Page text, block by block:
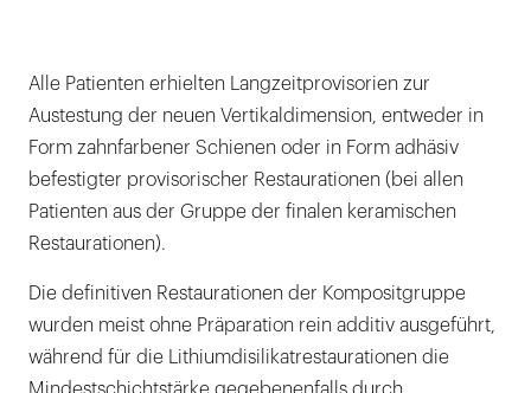
Alle Patienten erhielten Langzeitprovisorien zur
Austestung der neuen Vertikaldimension, entweder in
Form zahnfarbener Schienen oder in Form adhäsiv
befestigter provisorischer Restaurationen (bei allen
Patienten aus der Gruppe der finalen keramischen
Restaurationen).
Die definitiven Restaurationen der Kompositgruppe
wurden meist ohne Präparation rein additiv ausgeführt,
während für die Lithiumdisilikatrestaurationen die